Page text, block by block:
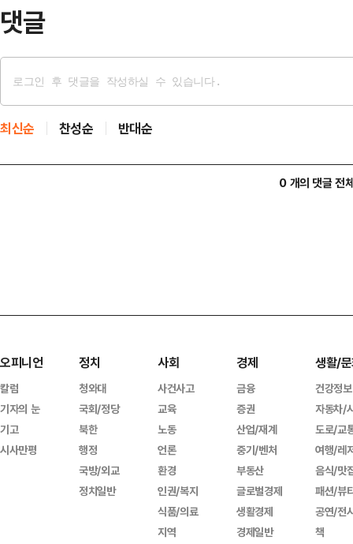
댓글
최신순 찬성순 반대순
0 개의 댓글 전
오피니언
칼럼
기자의 눈
기고
시사만평
정치
청와대
국회/정당
북한
행정
국방/외교
정치일반
사회
사건사고
교육
노동
언론
환경
인권/복지
식품/의료
지역
경제
금융
증권
산업/재계
중기/벤처
부동산
글로벌경제
생활경제
경제일반
생활/
건강정보
자동차/
도로/교
여행/레
음식/맛
패션/뷰
공연/전
책